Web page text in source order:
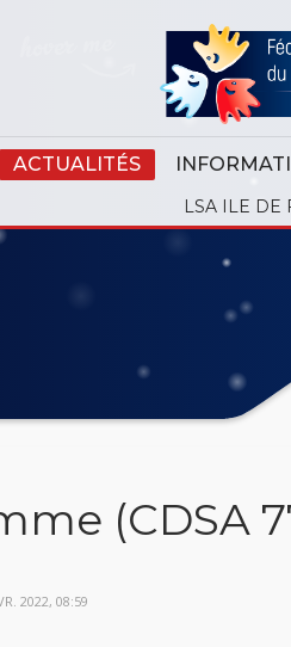
ACTUALITÉS
LSA ILE DE
(CDSA
2022, 08:59